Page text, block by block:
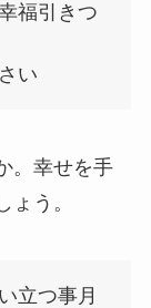
福引きつ
い
。幸せを手
う。
立つ事月